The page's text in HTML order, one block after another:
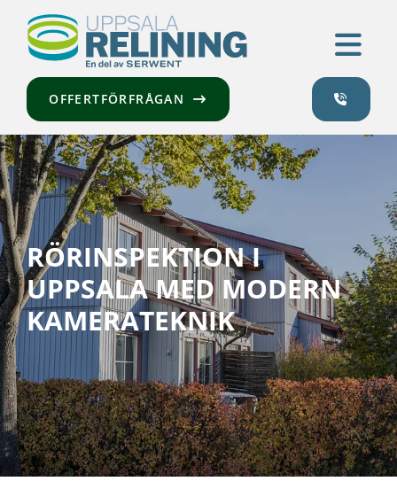
OFFERTFÖRFRÅGAN
RÖRINSPEKTION I
UPPSALA MED MODERN
KAMERATEKNIK